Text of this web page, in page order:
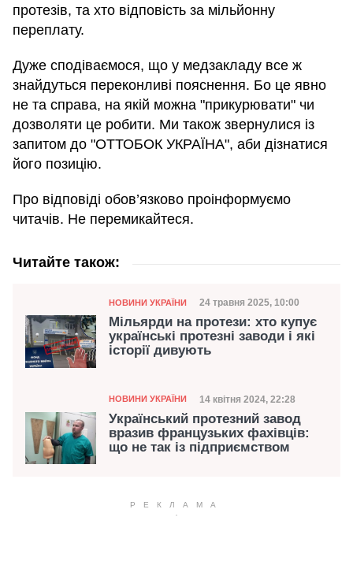
протезів, та хто відповість за мільйонну
переплату.
Дуже сподіваємося, що у медзакладу все ж
знайдуться переконливі пояснення. Бо це явно
не та справа, на якій можна "прикурювати" чи
дозволяти це робити. Ми також звернулися із
запитом до "ОТТОБОК УКРАЇНА", аби дізнатися
його позицію.
Про відповіді обов’язково проінформуємо
читачів. Не перемикайтеся.
Читайте також:
Категорія
НОВИНИ УКРАЇНИ Дата публікації
24 травня 2025, 10:00
Мільярди на протези: хто купує
українські протезні заводи і які
історії дивують
Категорія
НОВИНИ УКРАЇНИ Дата публікації
14 квітня 2024, 22:28
Український протезний завод
вразив французьких фахівців:
що не так із підприємством